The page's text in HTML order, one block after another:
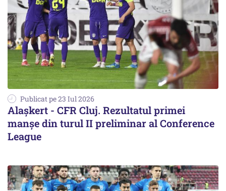
Publicat pe 23 Iul 2026
Alaşkert - CFR Cluj. Rezultatul primei
manșe din turul II preliminar al Conference
League